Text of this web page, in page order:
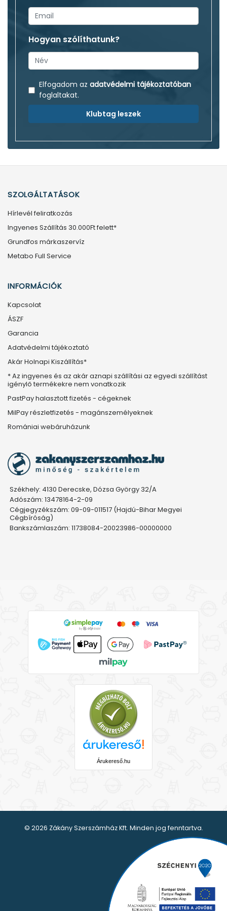
Hogyan szólíthatunk?
Elfogadom az adatvédelmi tájékoztatóban
foglaltakat.
Klubtag leszek
SZOLGÁLTATÁSOK
Hírlevél feliratkozás
Ingyenes Szállítás 30.000Ft felett*
Grundfos márkaszervíz
Metabo Full Service
INFORMÁCIÓK
Kapcsolat
ÁSZF
Garancia
Adatvédelmi tájékoztató
Akár Holnapi Kiszállítás*
* Az ingyenes és az akár aznapi szállítási az egyedi szállítást
igénylő termékekre nem vonatkozik
PastPay halasztott fizetés - cégeknek
MilPay részletfizetés - magánszemélyeknek
Romániai webáruházunk
Székhely: 4130 Derecske, Dózsa György 32/A
Adószám: 13478164-2-09
Cégjegyzékszám: 09-09-011517 (Hajdú-Bihar Megyei
Cégbíróság)
Bankszámlaszám: 11738084-20023986-00000000
Árukereső.hu
© 2026 Zákány Szerszámház Kft. Minden jog fenntartva.